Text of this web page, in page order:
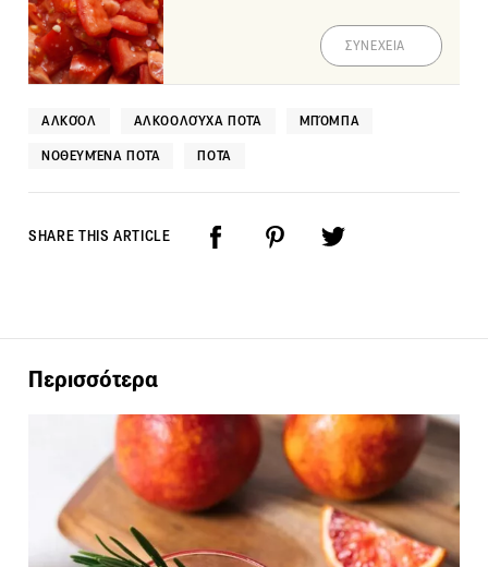
ΣΥΝΕΧΕΙΑ
ΑΛΚΟΌΛ ΑΛΚΟΟΛΟΎΧΑ ΠΟΤΆ ΜΠΌΜΠΑ
ΝΟΘΕΥΜΈΝΑ ΠΟΤΆ ΠΟΤΆ
SHARE THIS ARTICLE
Περισσότερα